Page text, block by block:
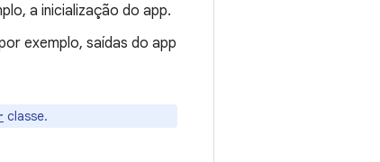
a inicialização do app.
exemplo, saídas do app
classe.